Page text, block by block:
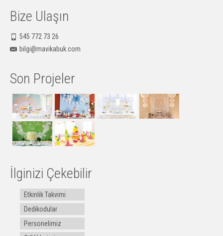
Bize Ulaşın
545 772 73 26
bilgi@mavikabuk.com
Son Projeler
İlginizi Çekebilir
Etkinlik Takvimi
Dedikodular
Personelimiz